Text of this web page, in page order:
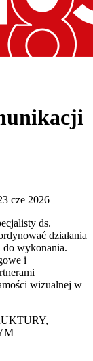
cze 2026
ds.
działania
do wykonania.
i
wizualnej w